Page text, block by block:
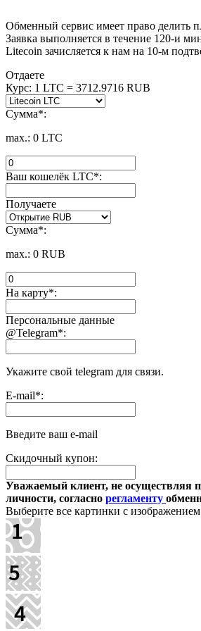
Обменный сервис имеет право делить
Заявка выполняется в течение 120-и
Litecoin зачисляется к нам на 10-м
Отдаете
Курс: 1 LTC = 3712.9716 RUB
Сумма*:
max.: 0 LTC
Ваш кошелёк LTC*:
Получаете
Сумма*:
max.: 0 RUB
На карту*:
Персональные данные
@Telegram*:
Укажите свой telegram для связи.
E-mail*:
Введите ваш e-mail
Скидочный купон:
Уважаемый клиент, не осуществляя
личности, согласно регламенту
Выберите все картинки с